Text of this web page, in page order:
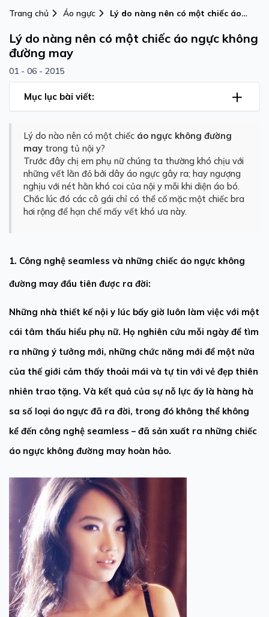
Trang chủ Áo ngực
Lý do nàng nên có một chiếc áo
Lý do nàng nên có một chiếc áo ngực không
đường may
01 - 06 - 2015
Mục lục bài viết:
Lý do nào nên có một chiếc áo ngực không đường
may trong tủ nội y?
Trước đây chị em phụ nữ chúng ta thường khó chịu với
những vết lằn đỏ bởi dây áo ngực gây ra; hay ngượng
nghịu với nét hằn khó coi của nội y mỗi khi diện áo bó.
Chắc lúc đó các cô gái chỉ có thể cố mặc một chiếc bra
hơi rộng để hạn chế mấy vết khó ưa này.
1. Công nghệ seamless và những chiếc áo ngực không
đường may đầu tiên được ra đời:
Những nhà thiết kế nội y lúc bấy giờ luôn làm việc với một
cái tâm thấu hiểu phụ nữ. Họ nghiên cứu mỗi ngày để tìm
ra những ý tưởng mới, những chức năng mới để một nửa
của thế giới cảm thấy thoải mái và tự tin với vẻ đẹp thiên
nhiên trao tặng. Và kết quả của sự nỗ lực ấy là hàng hà
sa số loại áo ngực đã ra đời, trong đó không thể không
kể đến công nghệ seamless – đã sản xuất ra những chiếc
áo ngực không đường may hoàn hảo.